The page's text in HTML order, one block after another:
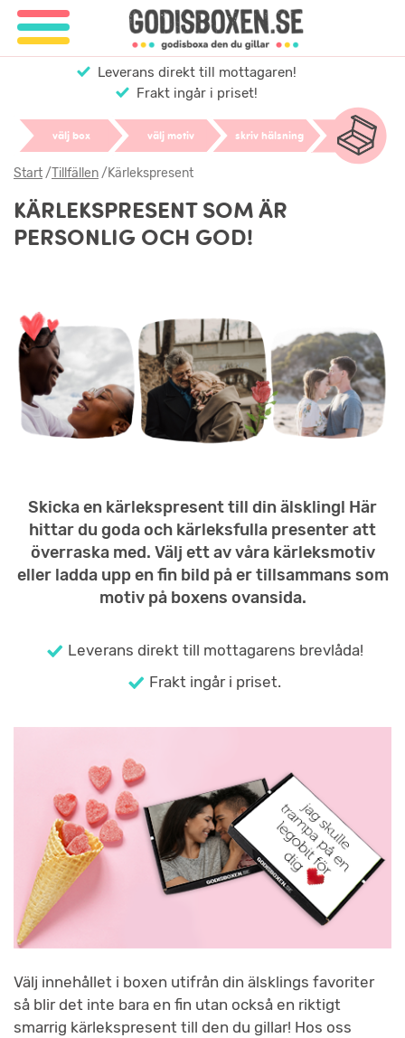
Leverans direkt till mottagaren!
Frakt ingår i priset!
välj box välj motiv skriv hälsning
Start/Tillfällen/Kärlekspresent
KÄRLEKSPRESENT SOM ÄR
PERSONLIG OCH GOD!
Skicka en kärlekspresent till din älskling! Här
hittar du goda och kärleksfulla presenter att
överraska med. Välj ett av våra kärleksmotiv
eller ladda upp en fin bild på er tillsammans som
motiv på boxens ovansida.
Leverans direkt till mottagarens brevlåda!
Frakt ingår i priset.
Välj innehållet i boxen utifrån din älsklings favoriter
så blir det inte bara en fin utan också en riktigt
smarrig kärlekspresent till den du gillar! Hos oss